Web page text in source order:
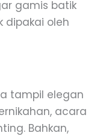
gamis batik
dipakai oleh
tampil elegan
acara
Bahkan,